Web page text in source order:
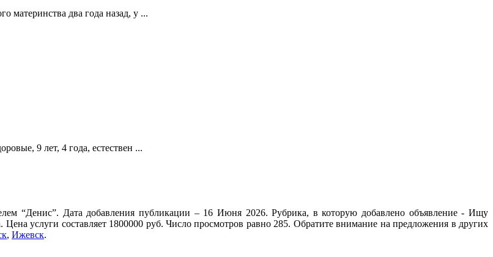
материнства два года назад, у ...
9 лет, 4 года, естествен ...
“Денис”. Дата добавления публикации – 16 Июня 2026. Рубрика, в которую добавлено объявление - Ищу
услуги составляет 1800000 руб. Число просмотров равно 285. Обратите внимание на предложения в других
, Ижевск.